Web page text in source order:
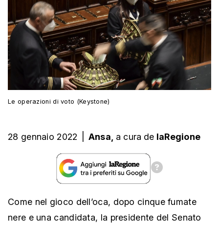
Le operazioni di voto (Keystone)
28 gennaio 2022 Ansa, a cura de laRegione
Come nel gioco dell’oca, dopo cinque fumate
nere e una candidata, la presidente del Senato